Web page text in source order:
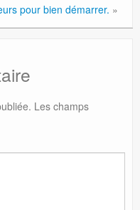
pour bien démarrer. »
Les champs